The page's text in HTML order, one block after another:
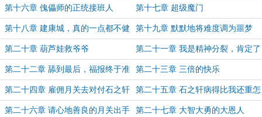
第十六章 傀儡师的正统接班人 第十七章 超级魔门
第十八章 建康城，真的一点都不健
康
第十九章 默默地将难度调为噩梦
第二十章 葫芦娃救爷爷 第二十一章 我是精神分裂，肯定了
解邪王在想什么
第二十二章 舔到最后，福报终于准
备降临
第二十三章 三倍的快乐
第二十四章 雇佣月关去对付石之轩 第二十五章 石之轩病得比我还重怎
么办？在线等，挺急的……
第二十六章 请心地善良的月关出手 第二十七章 大智大勇的大恩人